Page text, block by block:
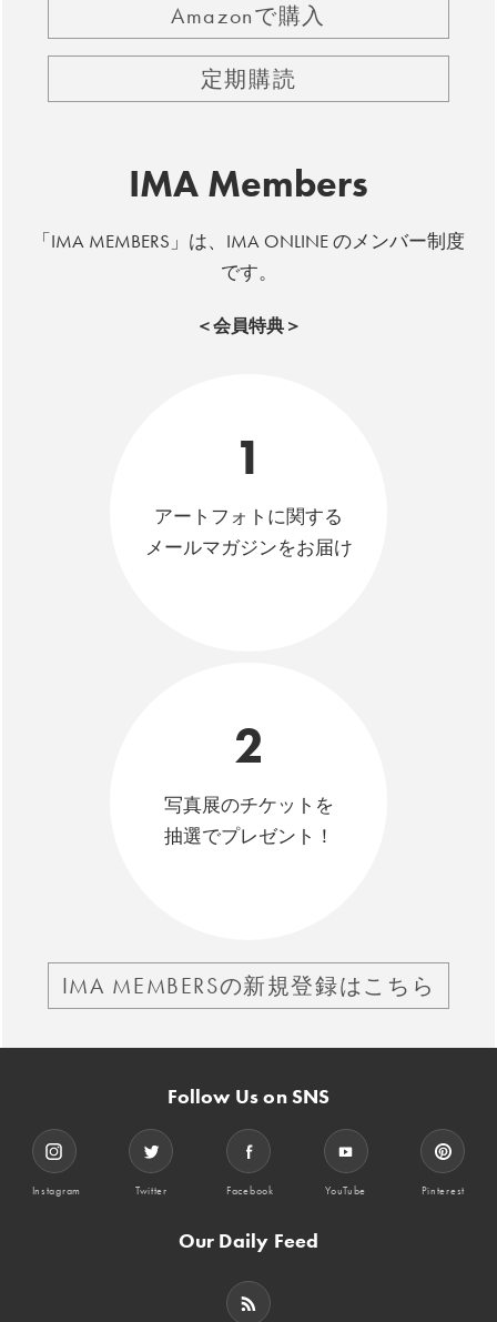
Amazonで購入
定期購読
IMA Members
「IMA MEMBERS」は、IMA ONLINE のメンバー制度
です。
＜会員特典＞
1
アートフォトに関する
メールマガジンをお届け
2
写真展のチケットを
抽選でプレゼント！
IMA MEMBERSの新規登録はこちら
Follow Us on SNS
Instagram Twitter Facebook YouTube Pinterest
Our Daily Feed